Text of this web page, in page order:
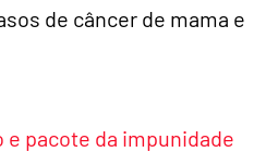
de câncer de mama e
pacote da impunidade